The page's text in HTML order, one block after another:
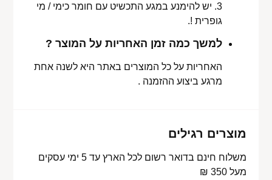
3. יש להימנע במגע התכשיט עם חומר כימי / מי
גופרית !.
למשך כמה זמן האחריות על המוצר ?
האחריות על כל המוצרים באתר היא לשנה אחת
מרגע ביצוע ההזמנה .
מוצרים רגילים
משלוח חינם בדואר רשום לכל הארץ עד 5 ימי עסקים
מעל 350 ₪